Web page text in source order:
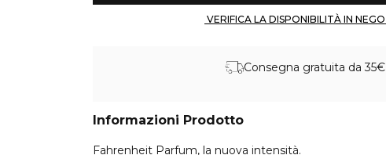
Consegna gratuita da 35€
Informazioni Prodotto
Fahrenheit Parfum, la nuova intensità.